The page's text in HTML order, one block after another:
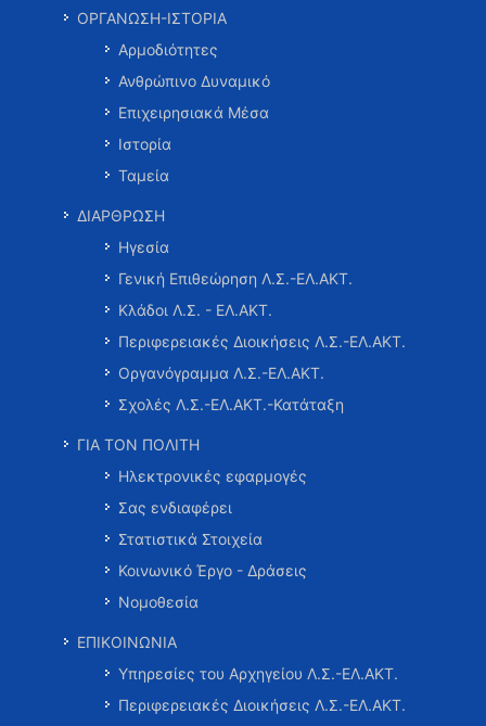
ΟΡΓΑΝΩΣΗ-ΙΣΤΟΡΙΑ
Αρμοδιότητες
Ανθρώπινο Δυναμικό
Επιχειρησιακά Μέσα
Ιστορία
Ταμεία
ΔΙΑΡΘΡΩΣΗ
Ηγεσία
Γενική Επιθεώρηση Λ.Σ.-ΕΛ.ΑΚΤ.
Κλάδοι Λ.Σ. - ΕΛ.ΑΚΤ.
Περιφερειακές Διοικήσεις Λ.Σ.-ΕΛ.ΑΚΤ.
Οργανόγραμμα Λ.Σ.-ΕΛ.ΑΚΤ.
Σχολές Λ.Σ.-ΕΛ.ΑΚΤ.-Κατάταξη
ΓΙΑ ΤΟΝ ΠΟΛΙΤΗ
Ηλεκτρονικές εφαρμογές
Σας ενδιαφέρει
Στατιστικά Στοιχεία
Κοινωνικό Έργο - Δράσεις
Νομοθεσία
ΕΠΙΚΟΙΝΩΝΙΑ
Υπηρεσίες του Αρχηγείου Λ.Σ.-ΕΛ.ΑΚΤ.
Περιφερειακές Διοικήσεις Λ.Σ.-ΕΛ.ΑΚΤ.